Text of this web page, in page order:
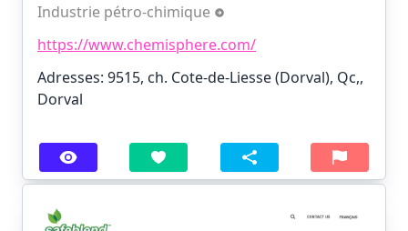
Industrie pétro-chimique
https://www.chemisphere.com/
Adresses: 9515, ch. Cote-de-Liesse (Dorval), Qc,,
Dorval